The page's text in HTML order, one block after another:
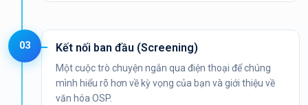
03 Kết nối ban đầu (Screening)
Một cuộc trò chuyện ngắn qua điện thoại để chúng
mình hiểu rõ hơn về kỳ vọng của bạn và giới thiệu về
văn hóa OSP.